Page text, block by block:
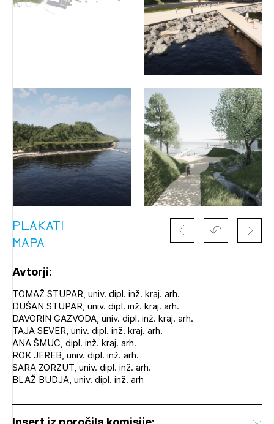
Izbrana vsebina je namenjena le ZAPS
registriranim uporabnikom. Da lahko do nje
dostopate, se je potrebno prijaviti.
PRIJAVITE SE REGISTRIRAJTE SE
4/5
PLAKATI
MAPA
Avtorji:
TOMAŽ STUPAR, univ. dipl. inž. kraj. arh.
DUŠAN STUPAR, univ. dipl. inž. kraj. arh.
DAVORIN GAZVODA, univ. dipl. inž. kraj. arh.
TAJA SEVER, univ. dipl. inž. kraj. arh.
ANA ŠMUC, dipl. inž. kraj. arh.
ROK JEREB, univ. dipl. inž. arh.
SARA ZORZUT, univ. dipl. inž. arh.
BLAŽ BUDJA, univ. dipl. inž. arh